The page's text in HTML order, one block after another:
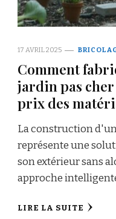
17 AVRIL 2025
Comment
jardin pas
prix des
La construction
représente une
son extérieur sans
approche
LIRE LA SUITE